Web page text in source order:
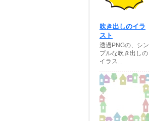
吹き出しのイラ
スト
透過PNGの、シン
プルな吹き出しの
イラス...